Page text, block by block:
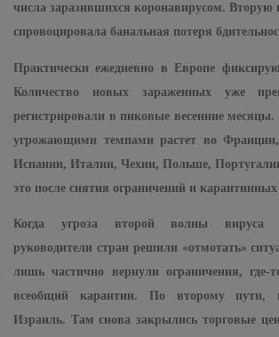
числа заразившихся коронавирусом. Вторую
спровоцировала банальная потеря
Практически ежедневно в Европе
Количество новых зараженных уже
регистрировали в пиковые весенние
угрожающими темпами растет во Франции,
Испании, Италии, Чехии, Польше,
это после снятия ограничений и
Когда угроза второй волны вируса
руководители стран решили «отмотать»
лишь частично вернули ограничения,
всеобщий карантин. По второму пути,
Израиль. Там снова закрылись торговые